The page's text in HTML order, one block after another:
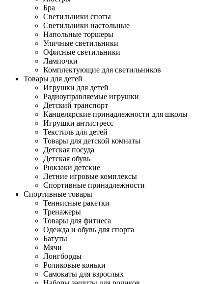
Бра
Светильники споты
Светильники настольные
Напольные торшеры
Уличные светильники
Офисные светильники
Лампочки
Комплектующие для светильников
Товары для детей
Игрушки для детей
Радиоуправляемые игрушки
Детский транспорт
Канцелярские принадлежности для школы
Игрушки антистресс
Текстиль для детей
Товары для детской комнаты
Детская посуда
Детская обувь
Рюкзаки детские
Летние игровые комплексы
Спортивные принадлежности
Спортивные товары
Теннисные ракетки
Тренажеры
Товары для фитнеса
Одежда и обувь для спорта
Батуты
Мячи
Лонгборды
Роликовые коньки
Самокаты для взрослых